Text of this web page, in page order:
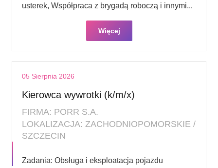
usterek, Współpraca z brygadą roboczą i innymi...
Więcej
05 Sierpnia 2026
Kierowca wywrotki (k/m/x)
FIRMA: PORR S.A.
LOKALIZACJA: ZACHODNIOPOMORSKIE /
SZCZECIN
Zadania: Obsługa i eksploatacja pojazdu